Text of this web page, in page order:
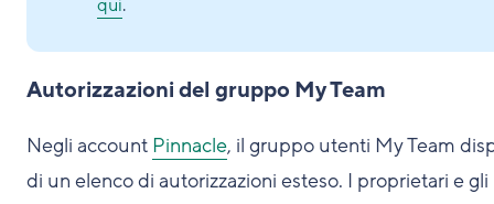
qui.
Autorizzazioni del gruppo My Team
Negli account Pinnacle, il gruppo utenti My Team
di un elenco di autorizzazioni esteso. I proprietari e gli